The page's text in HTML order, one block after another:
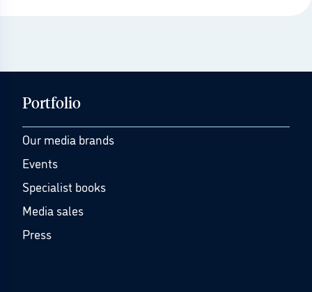
Portfolio
Our media brands
Events
Specialist books
Media sales
Press